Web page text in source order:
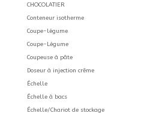
CHOCOLATIER
Conteneur isotherme
Coupe-légume
Coupe-Légume
Coupeuse à pâte
Doseur à injection crême
Échelle
Échelle à bacs
Échelle/Chariot de stockage